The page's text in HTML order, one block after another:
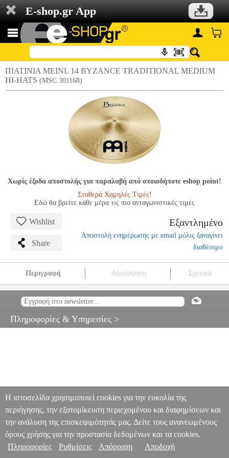
E-shop.gr App
ΠΙΑΤΙΝΙΑ MEINL 14 BYZANCE TRADITIONAL MEDIUM
HI-HATS (MSC.301168)
Χωρίς έξοδα αποστολής για παραλαβή από οποιοδήποτε eshop point!
Σταθερά Χαμηλές Τιμές!
Εδώ θα βρείτε κάθε μέρα τις πιο ανταγωνιστικές τιμές
Wishlist
Share
Εξαντλημένο
Αποστολή ενημέρωσης με email μόλις ξαναγίνει
διαθέσιμο
Περιγραφή Αξιολόγηση Σχετικά
HATS MSC.301168 MSC.301168
DRUMS
HATS
Πληροφορίες & Υπηρεσίες >
Η ιστοσελίδα χρησιμοποιεί cookies για την ευκολία της
περιήγησης, την εξατομίκευση περιεχομένου και διαφημίσεων και
την ανάλυση της επισκεψιμότητάς μας. Δείτε τους ανανεωμένους
όρους χρήσης για την προστασία δεδομένων και τα cookies.
Πληροφορίες
Ρυθμίσεις Απόρριψη Αποδοχή